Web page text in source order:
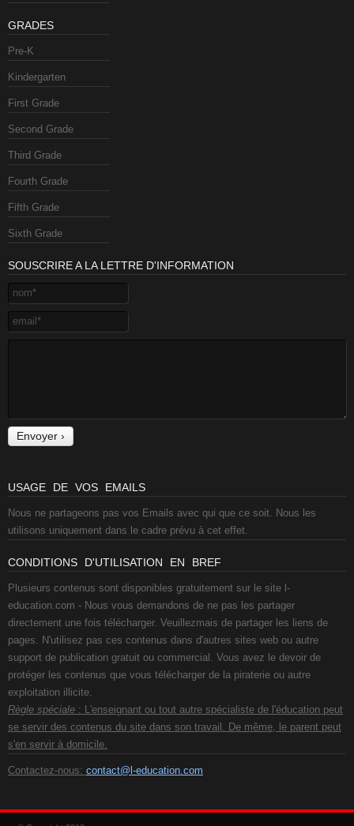
GRADES
Pre-K
Kindergarten
First Grade
Second Grade
Third Grade
Fourth Grade
Fifth Grade
Sixth Grade
SOUSCRIRE A LA LETTRE D'INFORMATION
USAGE DE VOS EMAILS
Nous ne partageons pas vos Emails avec qui que ce soit. Nous les
utilisons uniquement dans le cadre prévu à cet effet.
CONDITIONS D'UTILISATION EN BREF
Plusieurs contenus sont disponibles gratuitement sur le site l-
education.com - Nous vous demandons de ne pas les partager
directement une fois télécharger. Veuillezmais de partager les liens de
pages. N'utilisez pas ces contenus dans d'autres sites web ou autre
support de publication gratuit ou commercial. Vous avez le devoir de
protéger les contenus que vous télécharger de la piraterie ou autre
exploitation illicite.
Règle spéciale : L'enseignant ou tout autre spécialiste de l'éducation peut
se servir des contenus du site dans son travail. De même, le parent peut
s'en servir à domicile.
Contactez-nous: contact@l-education.com